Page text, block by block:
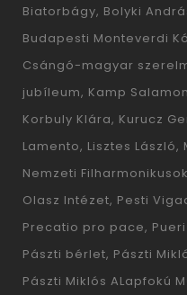
Biatorbágy Bolyki
Budapesti Monteverdi
Csángó-magyar
jubíleum Kamp Salamon
Korbuly Klára Kurucz
Lamento Lisztes László
Nemzeti Filharmonikusok
Olasz Intézet Pesti
Precatio pro pace
Pászti bérlet Pászti
Pászti Miklós ALapfokú